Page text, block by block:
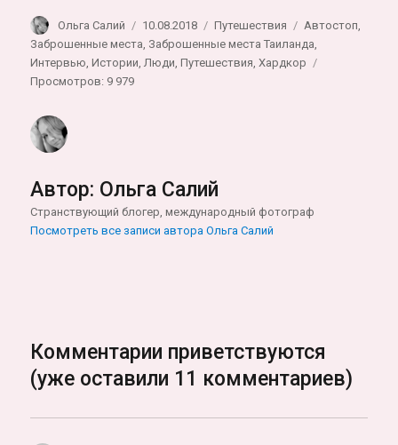
Автор
Ольга Салий Опубликовано
10.08.2018 Рубрики
Путешествия Метки
Автостоп
Заброшенные места Заброшенные места Таиланда
Интервью ,Истории Люди ,Путешествия ,Хардкор
Просмотров: 9 979
Автор: Ольга Салий
Странствующий блогер, международный фотограф
Посмотреть все записи автора Ольга Салий
Комментарии приветствуются
(уже оставили 11 комментариев)